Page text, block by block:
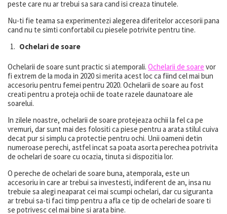
peste care nu ar trebui sa sara cand isi creaza tinutele.
Nu-ti fie teama sa experimentezi alegerea diferitelor accesorii pana
cand nu te simti confortabil cu piesele potrivite pentru tine.
Ochelari de soare
Ochelarii de soare sunt practic si atemporali. Ochelarii de soare vor
fi extrem de la moda in 2020 si merita acest loc ca fiind cel mai bun
accesoriu pentru femei pentru 2020. Ochelarii de soare au fost
creati pentru a proteja ochii de toate razele daunatoare ale
soarelui.
In zilele noastre, ochelarii de soare protejeaza ochii la fel ca pe
vremuri, dar sunt mai des folositi ca piese pentru a arata stilul cuiva
decat pur si simplu ca protectie pentru ochi. Unii oameni detin
numeroase perechi, astfel incat sa poata asorta perechea potrivita
de ochelari de soare cu ocazia, tinuta si dispozitia lor.
O pereche de ochelari de soare buna, atemporala, este un
accesoriu in care ar trebui sa investesti, indiferent de an, insa nu
trebuie sa alegi neaparat cei mai scumpi ochelari, dar cu siguranta
ar trebui sa-ti faci timp pentru a afla ce tip de ochelari de soare ti
se potrivesc cel mai bine si arata bine.